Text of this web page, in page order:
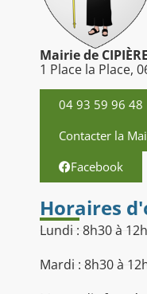
Mairie de
1 Place la Place,
04 93 59 96 48
Contacter la
Facebook
Horaires
Lundi : 8h30 à 12h
Mardi : 8h30 à